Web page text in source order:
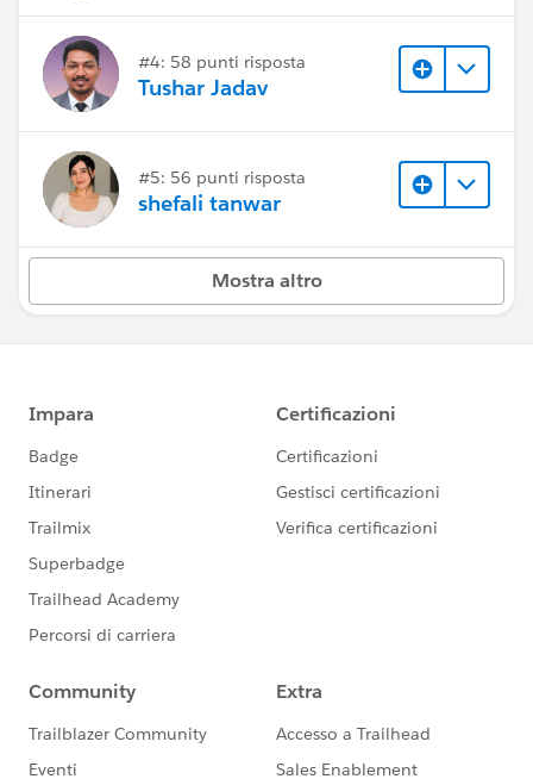
#4: 58 punti risposta
Tushar Jadav
#5: 56 punti risposta
shefali tanwar
Mostra altro